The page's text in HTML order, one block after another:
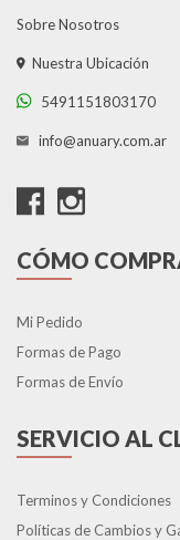
Sobre Nosotros
Nuestra Ubicación
5491151803170
info@anuary.com.ar
CÓMO
Mi Pedido
Formas de Pago
Formas de Envío
SERVICIO AL
Terminos y Condiciones
Políticas de Cambios y